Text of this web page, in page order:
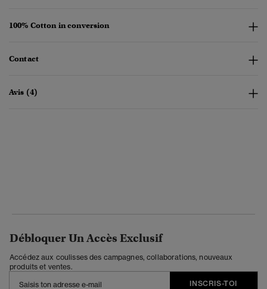
100% Cotton in conversion
Contact
Avis (4)
Débloquer Un Accès Exclusif
Accédez aux coulisses des campagnes, collaborations, nouveaux
produits et ventes.
INSCRIS-TOI